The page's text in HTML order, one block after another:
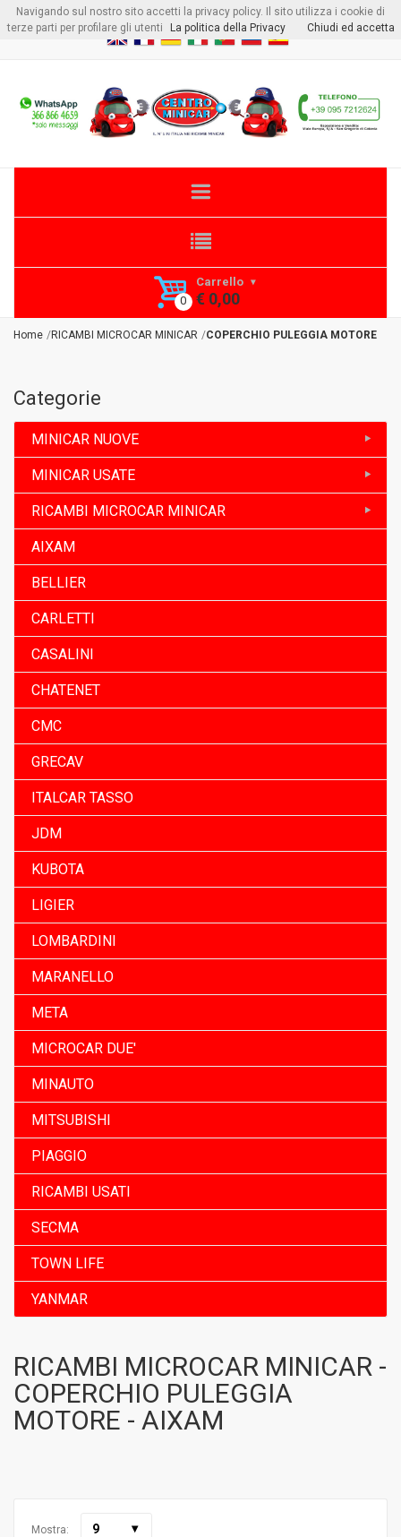
Benvenuto visitoreLogin oRegistrati
Carrello
€ 0,00
Home RICAMBI MICROCAR MINICAR COPERCHIO PULEGGIA MOTORE
Categorie
MINICAR NUOVE
MINICAR USATE
RICAMBI MICROCAR MINICAR
AIXAM
BELLIER
CARLETTI
CASALINI
CHATENET
CMC
GRECAV
ITALCAR TASSO
JDM
KUBOTA
LIGIER
LOMBARDINI
MARANELLO
META
MICROCAR DUE'
MINAUTO
MITSUBISHI
PIAGGIO
RICAMBI USATI
SECMA
TOWN LIFE
YANMAR
RICAMBI MICROCAR MINICAR -
COPERCHIO PULEGGIA
MOTORE - AIXAM
Mostra: 9
Navigando sul nostro sito accetti la privacy policy. Il sito utilizza i cookie di
terze parti per profilare gli utenti
La politica della Privacy Chiudi ed accetta